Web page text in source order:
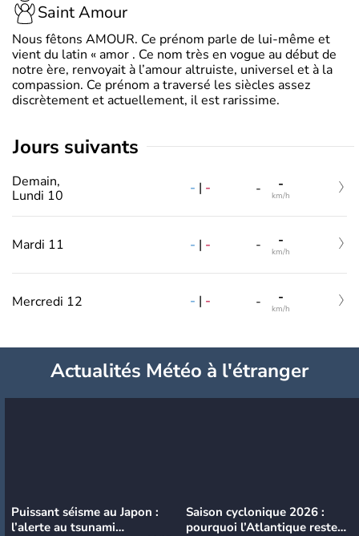
Saint Amour
Nous fêtons AMOUR. Ce prénom parle de lui-même et
vient du latin « amor . Ce nom très en vogue au début de
notre ère, renvoyait à l’amour altruiste, universel et à la
compassion. Ce prénom a traversé les siècles assez
discrètement et actuellement, il est rarissime.
jours suivants
Demain,
Lundi 10
- | - - -
km/h
Mardi 11 - | - - -
km/h
Mercredi 12 - | - - -
km/h
Actualités Météo à l'étranger
Puissant séisme au Japon :
l’alerte au tsunami
Saison cyclonique 2026 :
pourquoi l’Atlantique reste